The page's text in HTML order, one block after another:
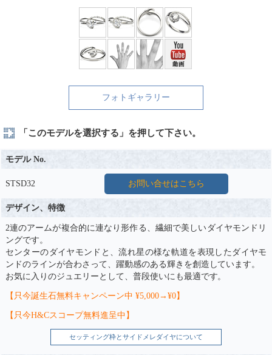
フォトギャラリー
「このモデルを選択する」を押して下さい。
モデル No.
STSD32 お問い合せはこちら
デザイン、特徴
2連のアームが複合的に連なり形作る、繊細で美しいダイヤモンドリ
ングです。
センターのダイヤモンドと、流れ星の様な軌道を表現したダイヤモ
ンドのラインが合わさって、躍動感のある輝きを創造しています。
お気に入りのジュエリーとして、普段使いにも最適です。
【只今誕生石無料キャンペーン中 ¥5,000→¥0】
【只今H&Cスコープ無料進呈中】
セッティング枠とサイドメレダイヤについて